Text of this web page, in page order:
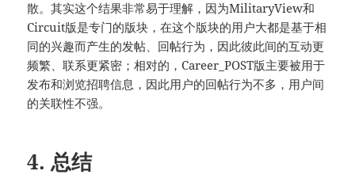
散。其实这个结果非常易于理解，因为MilitaryView和
Circuit版是专门的版块，在这个版块的用户大都是基于相
同的兴趣而产生的发帖、回帖行为，因此彼此间的互动更
频繁、联系更紧密；相对的，Career_POST版主要被用于
发布和浏览招聘信息，因此用户的回帖行为不多，用户间
的关联性不强。
4. 总结